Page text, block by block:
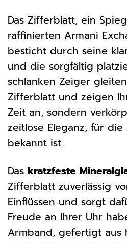
Das Zifferblatt, ein
raffinierten Armani
besticht durch seine
und die sorgfältig
schlanken Zeiger
Zifferblatt und zeigen
Zeit an, sondern
zeitlose Eleganz, für
bekannt ist.
Das kratzfeste
Zifferblatt zuverlässig
Einflüssen und sorgt
Freude an Ihrer Uhr
Armband, gefertigt aus